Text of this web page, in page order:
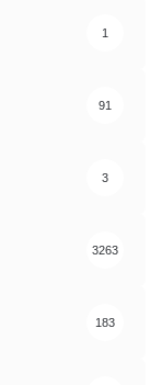
1
91
3
3263
183